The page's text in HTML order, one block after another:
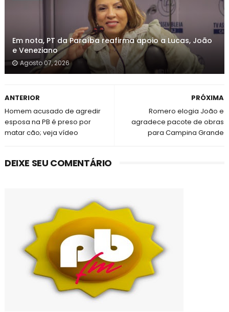
Em nota, PT da Paraíba reafirma apoio a Lucas, João
e Veneziano
Agosto 07, 2026
PRÓXIMA
Romero elogia João e
agradece pacote de obras
para Campina Grande
ANTERIOR
Homem acusado de agredir
esposa na PB é preso por
matar cão; veja vídeo
DEIXE SEU COMENTÁRIO